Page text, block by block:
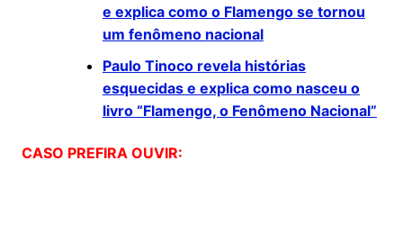
e explica como o Flamengo se tornou
um fenômeno nacional
Paulo Tinoco revela histórias
esquecidas e explica como nasceu o
livro “Flamengo, o Fenômeno Nacional”
CASO PREFIRA OUVIR: